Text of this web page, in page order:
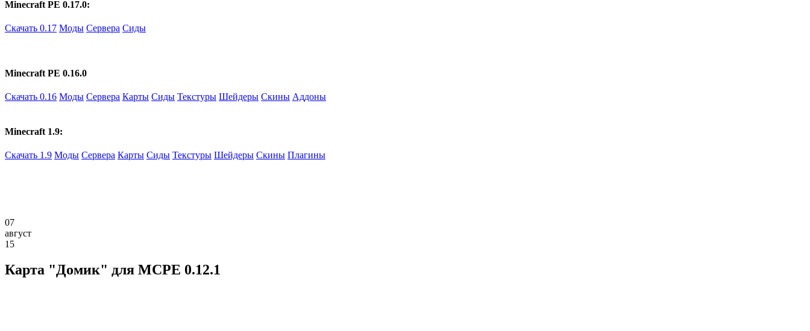
Minecraft PE 0.17.0:
Скачать 0.17 Моды Сервера Сиды
Minecraft PE 0.16.0
Скачать 0.16 Моды Сервера Карты Сиды Текстуры Шейдеры Скины Аддоны
Minecraft 1.9:
Скачать 1.9 Моды Сервера Карты Сиды Текстуры Шейдеры Скины Плагины
07
август
15
Карта "Домик" для MCPE 0.12.1